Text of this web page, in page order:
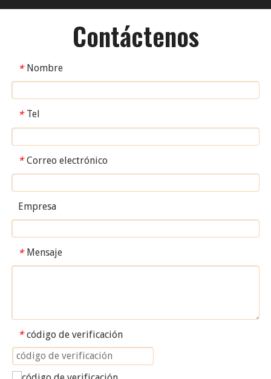
Contáctenos
* Nombre
* Tel
* Correo electrónico
Empresa
* Mensaje
* código de verificación